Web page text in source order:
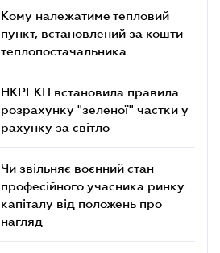
Кому належатиме тепловий
пункт, встановлений за кошти
теплопостачальника
НКРЕКП встановила правила
розрахунку "зеленої" частки у
рахунку за світло
Чи звільняє воєнний стан
професійного учасника ринку
капіталу від положень про
нагляд